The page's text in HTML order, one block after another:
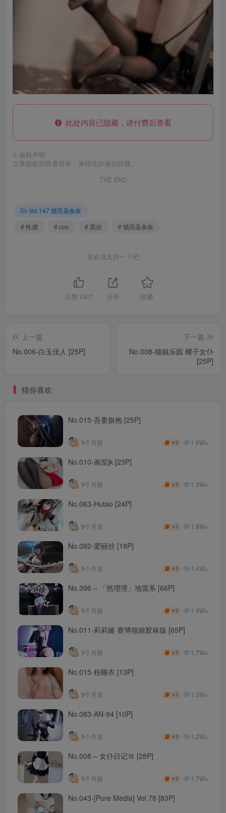
此处内容已隐藏，请付费后查看
© 版权声明
文章版权归作者所有，未经允许请勿转载。
THE END
Vol.147 猫田圣奈奈
# 性感
# cos # 黑丝 # 猫田圣奈奈
喜欢就支持一下吧
点赞 1907 分享 收藏
上一篇
No.006-白玉佳人 [25P]
下一篇
No.008-猫娘乐园 椰子女仆
[25P]
猜你喜欢
No.015-吾妻旗袍 [25P]
9个月前 ￥3 1.6W+
No.010-画室jk [23P]
9个月前 ￥3 1.9W+
No.063-Hutao [24P]
9个月前 ￥3 1.8W+
No.092-爱丽丝 [18P]
9个月前 ￥3 1.4W+
No.396 – 「然理理」地雷系 [66P]
9个月前 ￥3 1.9W+
No.011-莉莉娅 赛博猫娘胶袜版 [65P]
9个月前 ￥3 1.7W+
No.015-粉睡衣 [13P]
9个月前 ￥3 1.3W+
No.083-AN-94 [10P]
9个月前 ￥3 1.2W+
No.008 – 女仆日记Ⅲ [28P]
9个月前 ￥3 1.7W+
No.043-[Pure Media] Vol.78 [83P]